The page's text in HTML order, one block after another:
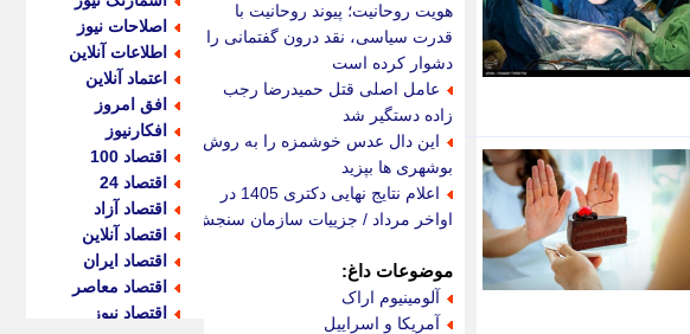
هویت روحانیت؛ پیوند روحانیت با
قدرت سیاسی، نقد درون گفتمانی را
دشوار کرده است
عامل اصلی قتل حمیدرضا رجب
زاده دستگیر شد
این دال عدس خوشمزه را به روش
بوشهری ها بپزید
اعلام نتایج نهایی دکتری 1405 در
اواخر مرداد / جزییات سازمان سنجش
موضوعات داغ:
آلومینیوم اراک
آمریکا و اسراییل
اصلاحات نیوز
اطلاعات آنلاین
اعتماد آنلاین
افق امروز
افکارنیوز
اقتصاد 100
اقتصاد 24
اقتصاد آزاد
اقتصاد آنلاین
اقتصاد ایران
اقتصاد معاصر
اقتصاد نیوز